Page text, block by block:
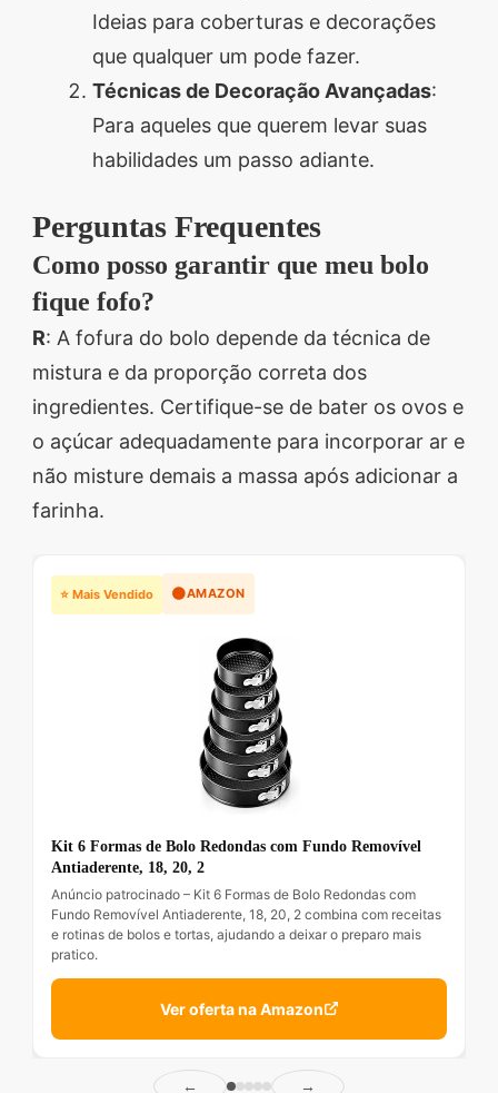
Ideias para coberturas e decorações
que qualquer um pode fazer.
Técnicas de Decoração Avançadas:
Para aqueles que querem levar suas
habilidades um passo adiante.
Perguntas Frequentes
Como posso garantir que meu bolo
fique fofo?
R: A fofura do bolo depende da técnica de
mistura e da proporção correta dos
ingredientes. Certifique-se de bater os ovos e
o açúcar adequadamente para incorporar ar e
não misture demais a massa após adicionar a
farinha.
⭐ Mais Vendido 🟠AMAZON
Kit 6 Formas de Bolo Redondas com Fundo Removível
Antiaderente, 18, 20, 2
Anúncio patrocinado – Kit 6 Formas de Bolo Redondas com
Fundo Removível Antiaderente, 18, 20, 2 combina com receitas
e rotinas de bolos e tortas, ajudando a deixar o preparo mais
pratico.
Ver oferta na Amazon
← →